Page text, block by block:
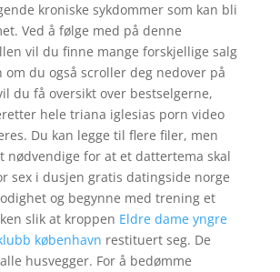
kroniske sykdommer som kan bli
Ved å følge med på denne
vil du finne mange forskjellige salg
du også scroller deg nedover på
du få oversikt over bestselgerne,
hele triana iglesias porn video
Du kan legge til flere filer, men
nødvendige for at et dattertema skal
sex i dusjen gratis datingside norge
og begynne med trening et
slik at kroppen Eldre dame yngre
københavn restituert seg. De
husvegger. For å bedømme